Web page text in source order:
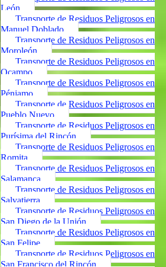
León
Transporte de Residuos Peligrosos en
Manuel Doblado
Transporte de Residuos Peligrosos en
Moroleón
Transporte de Residuos Peligrosos en
Ocampo
Transporte de Residuos Peligrosos en
Pénjamo
Transporte de Residuos Peligrosos en
Pueblo Nuevo
Transporte de Residuos Peligrosos en
Purísima del Rincón
Transporte de Residuos Peligrosos en
Romita
Transporte de Residuos Peligrosos en
Salamanca
Transporte de Residuos Peligrosos en
Salvatierra
Transporte de Residuos Peligrosos en
San Diego de la Unión
Transporte de Residuos Peligrosos en
San Felipe
Transporte de Residuos Peligrosos en
San Francisco del Rincón